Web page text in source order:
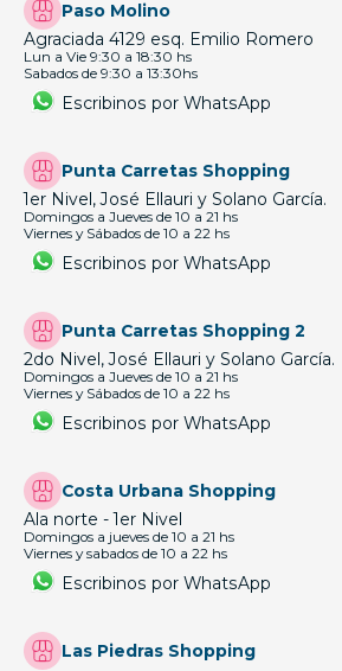
Paso Molino
Agraciada 4129 esq. Emilio Romero
Lun a Vie 9:30 a 18:30 hs
Sabados de 9:30 a 13:30hs
Escribinos por WhatsApp
Punta Carretas Shopping
1er Nivel, José Ellauri y Solano García.
Domingos a Jueves de 10 a 21 hs
Viernes y Sábados de 10 a 22 hs
Escribinos por WhatsApp
Punta Carretas Shopping 2
2do Nivel, José Ellauri y Solano García.
Domingos a Jueves de 10 a 21 hs
Viernes y Sábados de 10 a 22 hs
Escribinos por WhatsApp
Costa Urbana Shopping
Ala norte - 1er Nivel
Domingos a jueves de 10 a 21 hs
Viernes y sabados de 10 a 22 hs
Escribinos por WhatsApp
Las Piedras Shopping